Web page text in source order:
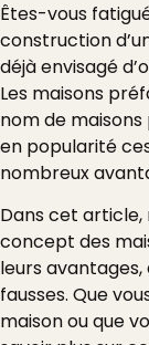
Êtes-vous
construction
déjà envisagé
Les maisons
nom de
en popularité
nombreux
Dans cet
concept des
leurs
fausses. Que
maison ou que